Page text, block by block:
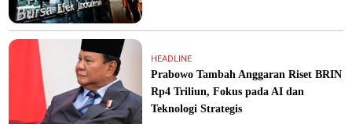
HEADLINE
Prabowo Tambah Anggaran Riset BRIN
Rp4 Triliun, Fokus pada AI dan
Teknologi Strategis